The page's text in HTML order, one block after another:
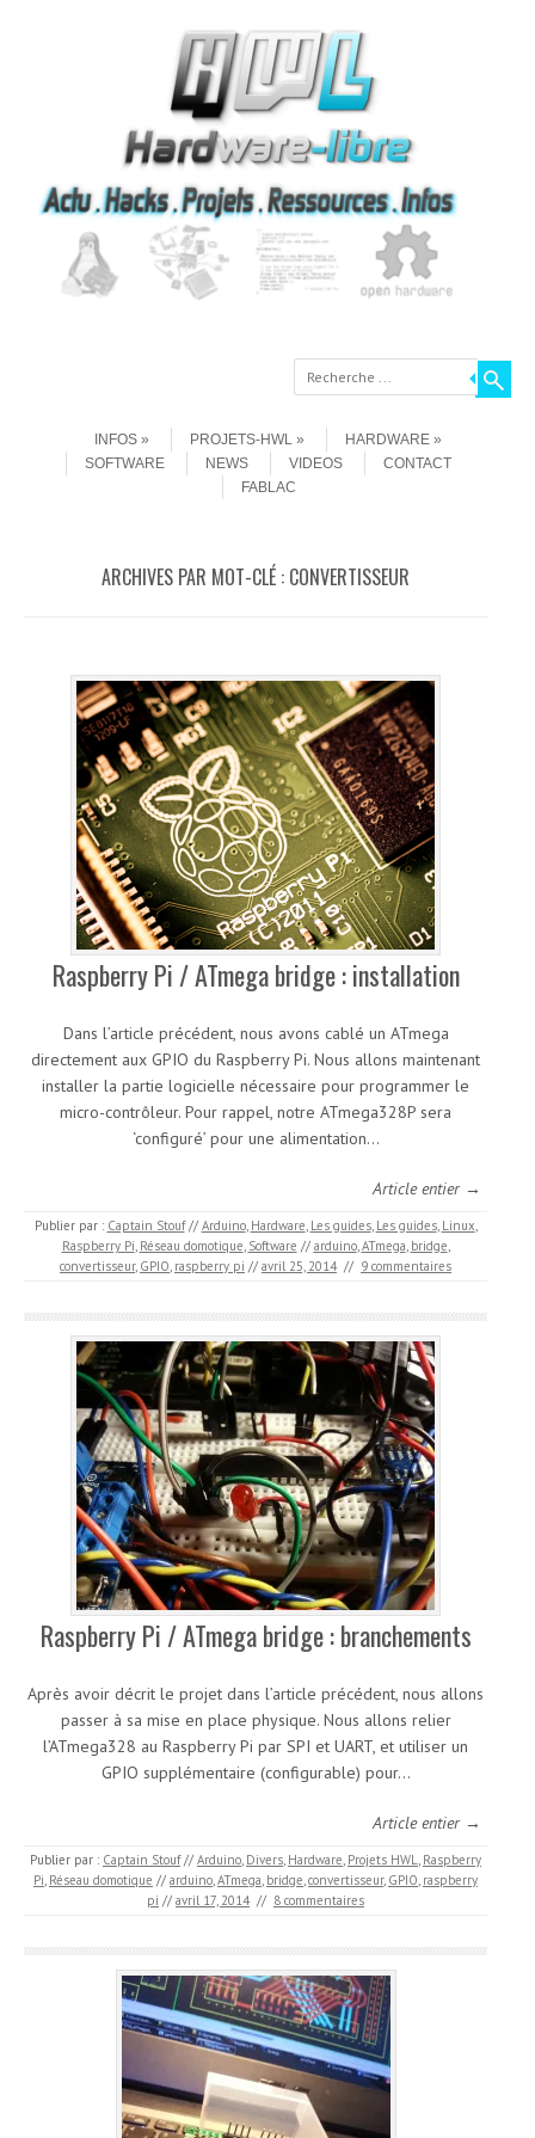
Recherche
INFOS
PROJETS-HWL
HARDWARE
SOFTWARE
NEWS VIDEOS
CONTACT
FABLAC
ARCHIVES PAR MOT-CLÉ : CONVERTISSEUR
Raspberry Pi / ATmega bridge : installation
Dans l’article précédent, nous avons cablé un ATmega
directement aux GPIO du Raspberry Pi. Nous allons maintenant
installer la partie logicielle nécessaire pour programmer le
micro-contrôleur. Pour rappel, notre ATmega328P sera
‘configuré’ pour une alimentation…
Article entier →
Publier par : Captain Stouf // Arduino, Hardware, Les guides, Les guides, Linux,
Raspberry Pi, Réseau domotique, Software // arduino,ATmega, bridge,
convertisseur, GPIO, raspberry pi // avril 25, 2014 // 9 commentaires
Raspberry Pi / ATmega bridge : branchements
Après avoir décrit le projet dans l’article précédent, nous allons
passer à sa mise en place physique. Nous allons relier
l’ATmega328 au Raspberry Pi par SPI et UART, et utiliser un
GPIO supplémentaire (configurable) pour…
Article entier →
Publier par : Captain Stouf // Arduino, Divers, Hardware, Projets HWL, Raspberry
Pi, Réseau domotique // arduino,ATmega, bridge,convertisseur, GPIO, raspberry
pi // avril 17, 2014 // 8 commentaires